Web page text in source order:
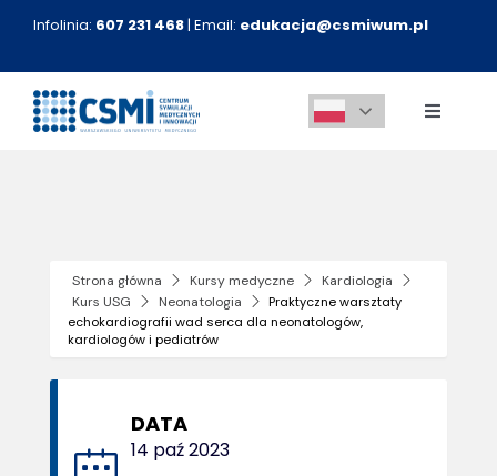
zawartości
Infolinia: 607 231 468| Email: edukacja@csmiwum.pl
Toggle
Kursy medyczne
Innowacje
Kontakt
Strona główna Kursy medyczne
Kardiologia
Kurs USG
Neonatologia
Praktyczne warsztaty
echokardiografii wad serca dla neonatologów,
kardiologów i pediatrów
DATA
14 paź 2023